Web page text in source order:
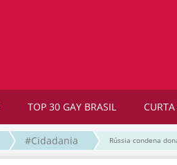
TOP 30 GAY BRASIL
#Cidadania Rússia condena